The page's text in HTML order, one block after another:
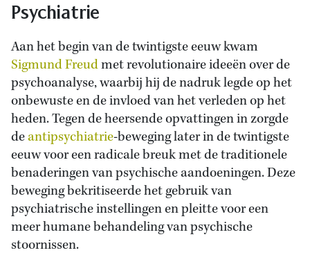
Psychiatrie
Aan het begin van de twintigste eeuw kwam
Sigmund Freudmet revolutionaire ideeën over de
psychoanalyse, waarbij hij de nadruk legde op het
onbewuste en de invloed van het verleden op het
heden. Tegen de heersende opvattingen in zorgde
deantipsychiatrie-beweging later in de twintigste
eeuw voor een radicale breuk met de traditionele
benaderingen van psychische aandoeningen. Deze
beweging bekritiseerde het gebruik van
psychiatrische instellingen en pleitte voor een
meer humane behandeling van psychische
stoornissen.